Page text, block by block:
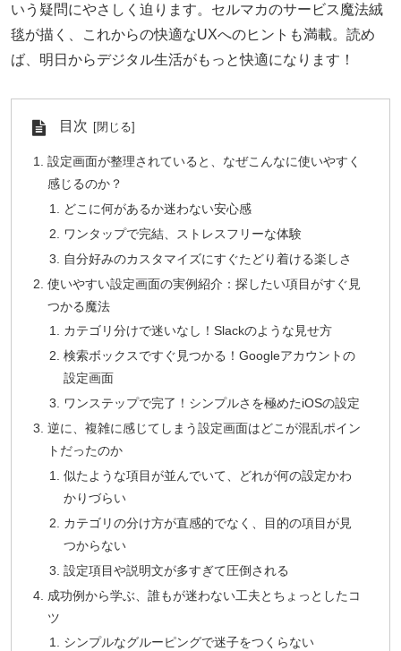
いう疑問にやさしく迫ります。セルマカのサービス魔法絨
毯が描く、これからの快適なUXへのヒントも満載。読め
ば、明日からデジタル生活がもっと快適になります！
目次
設定画面が整理されていると、なぜこんなに使いやすく
感じるのか？
どこに何があるか迷わない安心感
ワンタップで完結、ストレスフリーな体験
自分好みのカスタマイズにすぐたどり着ける楽しさ
使いやすい設定画面の実例紹介：探したい項目がすぐ見
つかる魔法
カテゴリ分けで迷いなし！Slackのような見せ方
検索ボックスですぐ見つかる！Googleアカウントの
設定画面
ワンステップで完了！シンプルさを極めたiOSの設定
逆に、複雑に感じてしまう設定画面はどこが混乱ポイン
トだったのか
似たような項目が並んでいて、どれが何の設定かわ
かりづらい
カテゴリの分け方が直感的でなく、目的の項目が見
つからない
設定項目や説明文が多すぎて圧倒される
成功例から学ぶ、誰もが迷わない工夫とちょっとしたコ
ツ
シンプルなグルーピングで迷子をつくらない